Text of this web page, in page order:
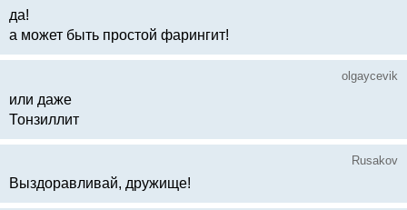
да!
а может быть простой фарингит!
olgaycevik
или даже
Тонзиллит
Rusakov
Выздоравливай, дружище!